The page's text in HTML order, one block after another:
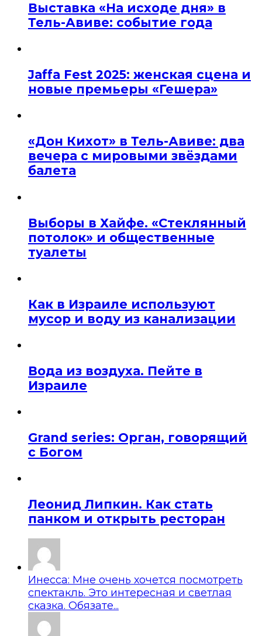
Выставка «На исходе дня» в
Тель-Авиве: событие года
Jaffa Fest 2025: женская сцена и
новые премьеры «Гешера»
«Дон Кихот» в Тель-Авиве: два
вечера с мировыми звёздами
балета
Выборы в Хайфе. «Стеклянный
потолок» и общественные
туалеты
Как в Израиле используют
мусор и воду из канализации
Вода из воздуха. Пейте в
Израиле
Grand series: Орган, говорящий
с Богом
Леонид Липкин. Как стать
панком и открыть ресторан
Инесса: Мне очень хочется посмотреть
спектакль. Это интересная и светлая
сказка. Обязате...